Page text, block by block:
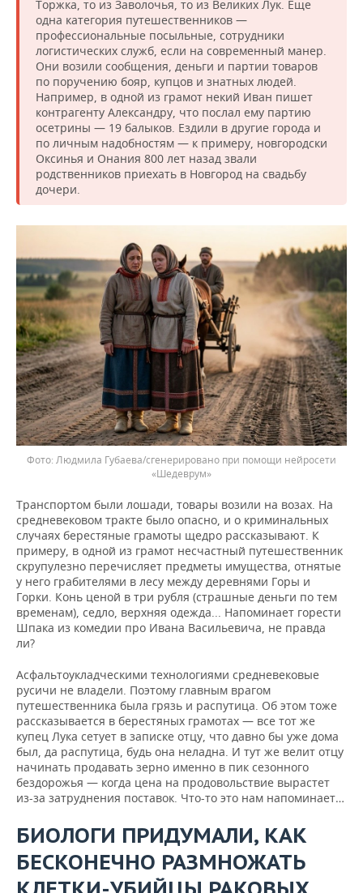
Торжка, то из Заволочья, то из Великих Лук. Еще
одна категория путешественников —
профессиональные посыльные, сотрудники
логистических служб, если на современный манер.
Они возили сообщения, деньги и партии товаров
по поручению бояр, купцов и знатных людей.
Например, в одной из грамот некий Иван пишет
контрагенту Александру, что послал ему партию
осетрины — 19 балыков. Ездили в другие города и
по личным надобностям — к примеру, новгородски
Оксинья и Онания 800 лет назад звали
родственников приехать в Новгород на свадьбу
дочери.
Людмила Губаева/сгенерировано при помощи нейросети
«Шедеврум»
Транспортом были лошади, товары возили на возах. На
средневековом тракте было опасно, и о криминальных
случаях берестяные грамоты щедро рассказывают. К
примеру, в одной из грамот несчастный путешественник
скрупулезно перечисляет предметы имущества, отнятые
у него грабителями в лесу между деревнями Горы и
Горки. Конь ценой в три рубля (страшные деньги по тем
временам), седло, верхняя одежда... Напоминает горести
Шпака из комедии про Ивана Васильевича, не правда
ли?
Асфальтоукладческими технологиями средневековые
русичи не владели. Поэтому главным врагом
путешественника была грязь и распутица. Об этом тоже
рассказывается в берестяных грамотах — все тот же
купец Лука сетует в записке отцу, что давно бы уже дома
был, да распутица, будь она неладна. И тут же велит отцу
начинать продавать зерно именно в пик сезонного
бездорожья — когда цена на продовольствие вырастет
из-за затруднения поставок. Что-то это нам напоминает…
БИОЛОГИ ПРИДУМАЛИ, КАК
БЕСКОНЕЧНО РАЗМНОЖАТЬ